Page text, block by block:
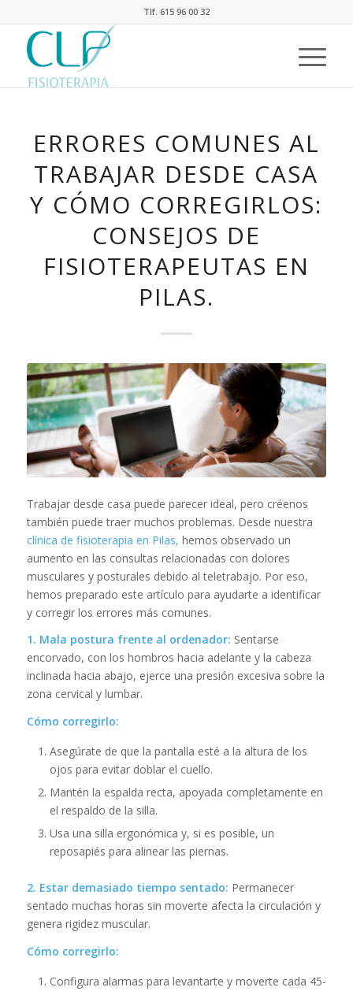
Tlf. 615 96 00 32
ERRORES COMUNES AL
TRABAJAR DESDE CASA
Y CÓMO CORREGIRLOS:
CONSEJOS DE
FISIOTERAPEUTAS EN
PILAS.
Trabajar desde casa puede parecer ideal, pero créenos
también puede traer muchos problemas. Desde nuestra
clínica de fisioterapia en Pilas, hemos observado un
aumento en las consultas relacionadas con dolores
musculares y posturales debido al teletrabajo. Por eso,
hemos preparado este artículo para ayudarte a identificar
y corregir los errores más comunes.
1. Mala postura frente al ordenador: Sentarse
encorvado, con los hombros hacia adelante y la cabeza
inclinada hacia abajo, ejerce una presión excesiva sobre la
zona cervical y lumbar.
Cómo corregirlo:
Asegúrate de que la pantalla esté a la altura de los
ojos para evitar doblar el cuello.
Mantén la espalda recta, apoyada completamente en
el respaldo de la silla.
Usa una silla ergonómica y, si es posible, un
reposapiés para alinear las piernas.
2. Estar demasiado tiempo sentado: Permanecer
sentado muchas horas sin moverte afecta la circulación y
genera rigidez muscular.
Cómo corregirlo:
Configura alarmas para levantarte y moverte cada 45-